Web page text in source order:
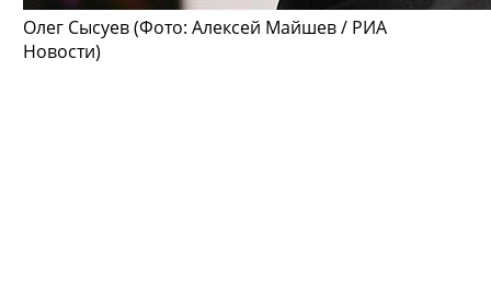
Олег Сысуев(Фото: Алексей Майшев / РИА
Новости)